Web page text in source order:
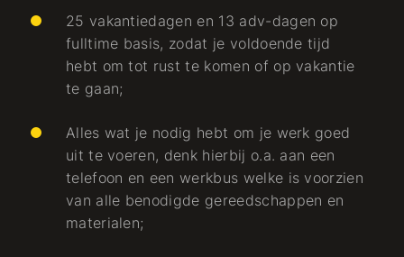
25 vakantiedagen en 13 adv-dagen op
fulltime basis, zodat je voldoende tijd
hebt om tot rust te komen of op vakantie
te gaan;
Alles wat je nodig hebt om je werk goed
uit te voeren, denk hierbij o.a. aan een
telefoon en een werkbus welke is voorzien
van alle benodigde gereedschappen en
materialen;